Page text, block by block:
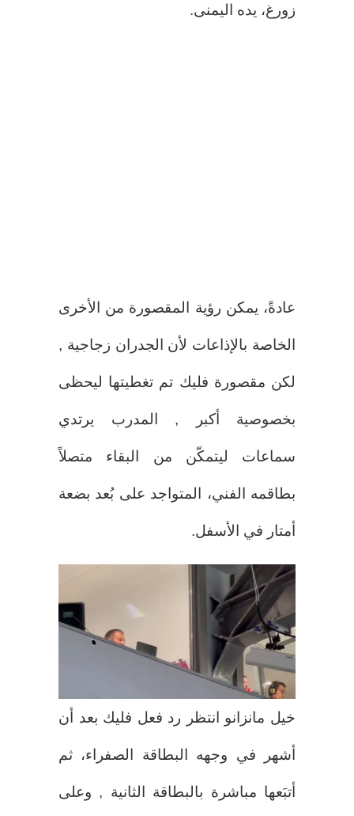
زورغ، يده اليمنى.
عادةً، يمكن رؤية المقصورة من الأخرى
الخاصة بالإذاعات لأن الجدران زجاجية ,
لكن مقصورة فليك تم تغطيتها ليحظى
بخصوصية أكبر , المدرب يرتدي
سماعات ليتمكّن من البقاء متصلاً
بطاقمه الفني، المتواجد على بُعد بضعة
أمتار في الأسفل.
خيل مانزانو انتظر رد فعل فليك بعد أن
أشهر في وجهه البطاقة الصفراء، ثم
أتبَعها مباشرة بالبطاقة الثانية , وعلى